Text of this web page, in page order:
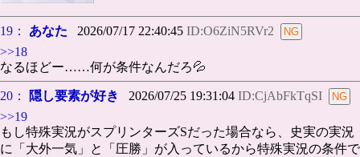
19： あなた 2026/07/17 22:40:45 ID:O6ZiN5RVr2
>>18
なるほどー……何が条件なんだろ💦
20： 隠し要素が好き 2026/07/25 19:31:04 ID:CjAbFkTqSI
>>19
もし特殊実況がスプリンターズSだった場合なら、史実の実況
に「大外一気」と「圧勝」が入っているから特殊実況の条件で